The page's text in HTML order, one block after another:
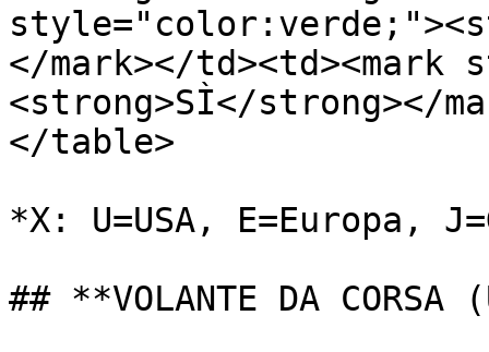
</mark>﻿</
<strong>SÌ</strong></
</table>
﻿*X: U=USA, E=Europa,
## **VOLANTE DA CORSA